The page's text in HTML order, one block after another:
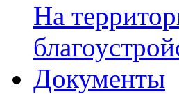
На
Документы